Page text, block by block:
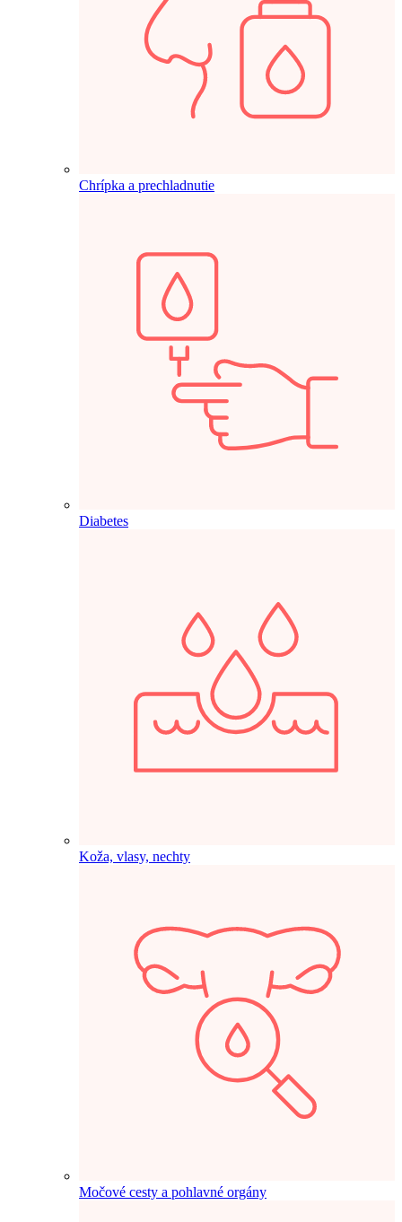
Chrípka a prechladnutie
Diabetes
Koža, vlasy, nechty
Močové cesty a pohlavné orgány